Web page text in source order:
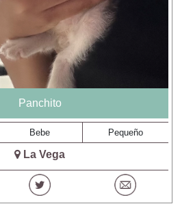
Panchito
Bebe Pequeño
La Vega